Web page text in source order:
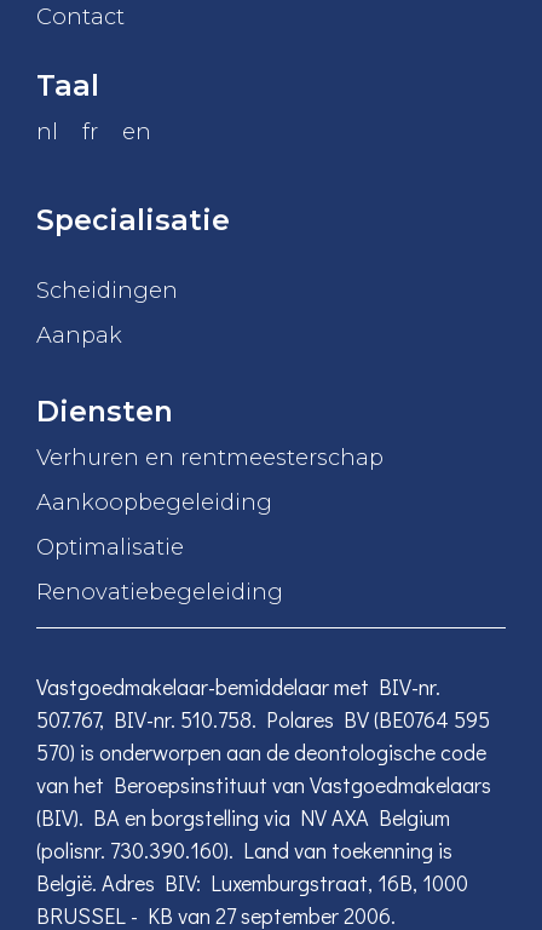
Contact
Taal
nl fr en
Specialisatie
Scheidingen
Aanpak
Diensten
Verhuren en rentmeesterschap
Aankoopbegeleiding
Optimalisatie
Renovatiebegeleiding
Vastgoedmakelaar-bemiddelaar met BIV-nr.
507.767, BIV-nr. 510.758. Polares BV (BE0764 595
570) is onderworpen aan de deontologische code
van het Beroepsinstituut van Vastgoedmakelaars
(BIV). BA en borgstelling via NV AXA Belgium
(polisnr. 730.390.160). Land van toekenning is
België. Adres BIV: Luxemburgstraat, 16B, 1000
BRUSSEL - KB van 27 september 2006.